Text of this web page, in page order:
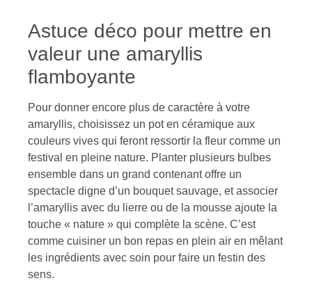
Astuce déco pour mettre en
valeur une amaryllis
flamboyante
Pour donner encore plus de caractère à votre
amaryllis, choisissez un pot en céramique aux
couleurs vives qui feront ressortir la fleur comme un
festival en pleine nature. Planter plusieurs bulbes
ensemble dans un grand contenant offre un
spectacle digne d’un bouquet sauvage, et associer
l’amaryllis avec du lierre ou de la mousse ajoute la
touche « nature » qui complète la scène. C’est
comme cuisiner un bon repas en plein air en mêlant
les ingrédients avec soin pour faire un festin des
sens.